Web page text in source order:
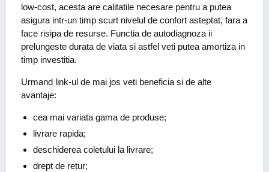
low-cost, acesta are calitatile necesare pentru a putea
asigura intr-un timp scurt nivelul de confort asteptat, fara a
face risipa de resurse. Functia de autodiagnoza ii
prelungeste durata de viata si astfel veti putea amortiza in
timp investitia.
Urmand link-ul de mai jos veti beneficia si de alte
avantaje:
cea mai variata gama de produse;
livrare rapida;
deschiderea coletului la livrare;
drept de retur;